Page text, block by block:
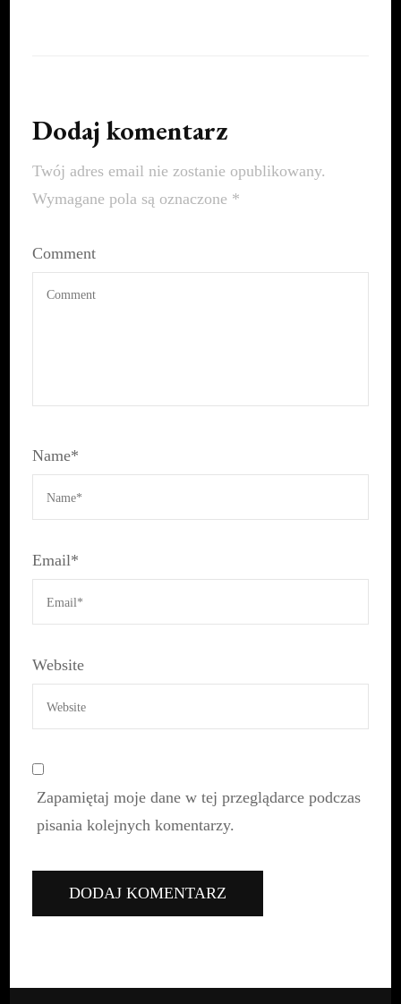
Dodaj komentarz
Twój adres email nie zostanie opublikowany.
Wymagane pola są oznaczone *
Comment
Name*
Email*
Website
Zapamiętaj moje dane w tej przeglądarce podczas
pisania kolejnych komentarzy.